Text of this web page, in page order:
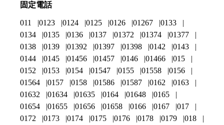
固定電話
011 0123 0124 0125 0126 01267
0133
0134
0135 0136 0137 01372 01374
01377
0138
0139 01392 01397 01398 0142
0143
0144
0145 01456 01457 0146 01466
015
0152
0153 0154 01547 0155 01558
0156
01564
0157 0158 01586 01587 0162
0163
01632
01634 01635 0164 01648
0165
01654
01655 01656 01658 0166 0167
017
0172
0173 0174 0175 0176 0178 0179
018